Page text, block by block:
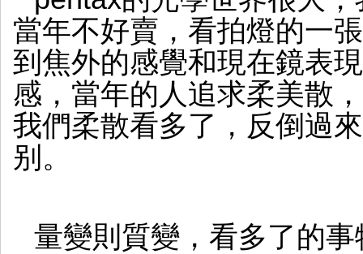
當年不好賣，看拍燈的一
到焦外的感覺和現在鏡表
感，當年的人追求柔美散
我們柔散看多了，反倒過
别。
量變則質變，看多了的